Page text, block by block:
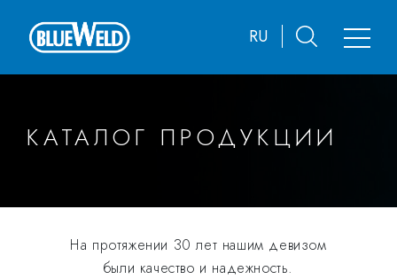
RU
КАТАЛОГ ПРОДУКЦИИ
На протяжении 30 лет нашим девизом
были качество и надежность.